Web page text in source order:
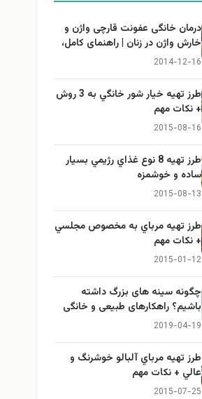
درمان خانگی عفونت قارچی واژن و
خارش واژن در زنان | راهنمای کامل،
ایمن و کاربردی
2014-12-16
طرز تهيه خیار شور خانگي به 3 روش
+ نكات مهم
2015-08-16
طرز تهيه 8 نوع غذاي رژيمي بسيار
ساده و خوشمزه
2015-08-13
طرز تهيه مرباي به مخصوص مجلسي
+ نكات مهم
2015-01-12
چگونه سینه های بزرگ داشته
باشیم؟ راهکارهای طبیعی و خانگی
برای بزرگ کردن سینه
2019-04-19
طرز تهيه مرباي آلبالو خوشرنگ و
عالي + نكات مهم
2015-07-25